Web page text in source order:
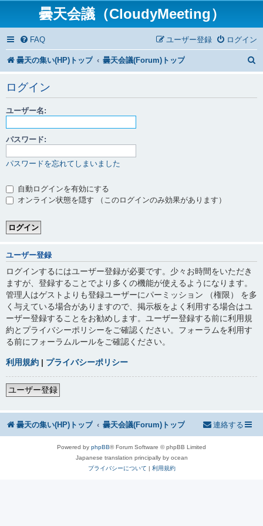
曇天会議（CloudyMeeting）
FAQ ログイン
ユーザー登録
曇天の集い(HP)トップ 曇天会議(Forum)トップ
ログイン
ユーザー名:
パスワード:
パスワードを忘れてしまいました
自動ログインを有効にする
オンライン状態を隠す （このログインのみ効果があります）
ユーザー登録
ログインするにはユーザー登録が必要です。少々お時間をいただき
ますが、登録することでより多くの機能が使えるようになります。
管理人はゲストよりも登録ユーザーにパーミッション （権限） を多
く与えている場合がありますので、掲示板をよく利用する場合はユ
ーザー登録することをお勧めします。ユーザー登録する前に利用規
約とプライバシーポリシーをご確認ください。フォーラムを利用す
る前にフォーラムルールをご確認ください。
利用規約 | プライバシーポリシー
ユーザー登録
曇天の集い(HP)トップ 曇天会議(Forum)トップ 連絡する
Powered by phpBB® Forum Software © phpBB Limited
Japanese translation principally by ocean
プライバシーについて | 利用規約